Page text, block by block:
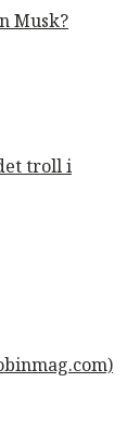
Musk?
troll i